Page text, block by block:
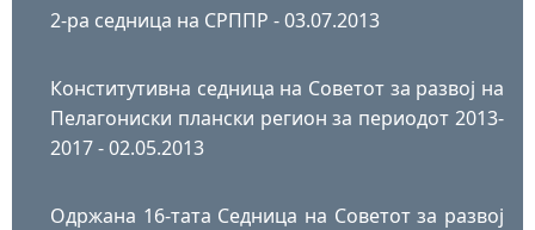
2-ра седница на СРППР - 03.07.2013
Конститутивна седница на Советот за развој на
Пелагониски плански регион за периодот 2013-
2017 - 02.05.2013
Одржана 16-тата Седница на Советот за развој